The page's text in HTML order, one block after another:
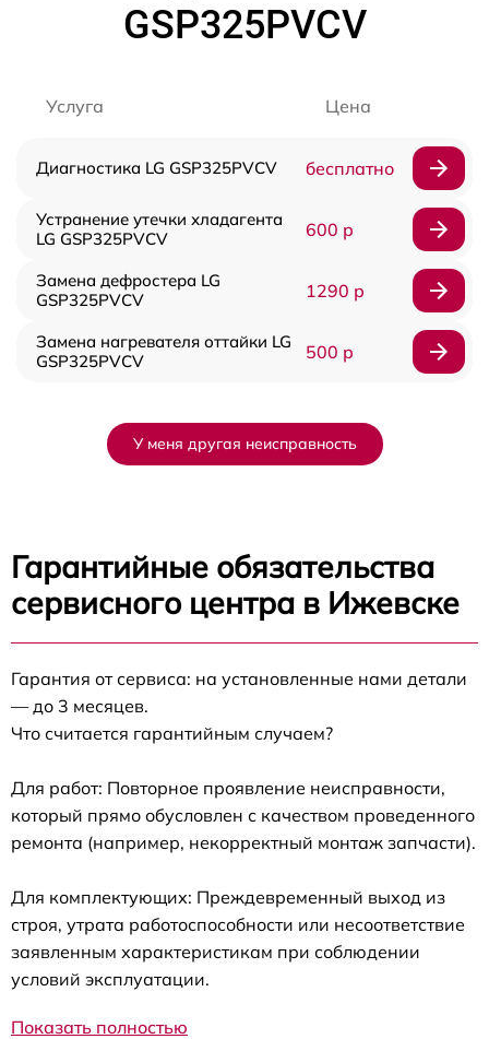
GSP325PVCV
Услуга Цена
Диагностика LG GSP325PVCV бесплатно
Устранение утечки хладагента
LG GSP325PVCV
600 р
Замена дефростера LG
GSP325PVCV
1290 р
Замена нагревателя оттайки LG
GSP325PVCV
500 р
У меня другая неисправность
Гарантийные обязательства
сервисного центра в Ижевске
Гарантия от сервиса: на установленные нами детали
— до 3 месяцев.
Что считается гарантийным случаем?
Для работ: Повторное проявление неисправности,
который прямо обусловлен с качеством проведенного
ремонта (например, некорректный монтаж запчасти).
Для комплектующих: Преждевременный выход из
строя, утрата работоспособности или несоответствие
заявленным характеристикам при соблюдении
условий эксплуатации.
Показать полностью